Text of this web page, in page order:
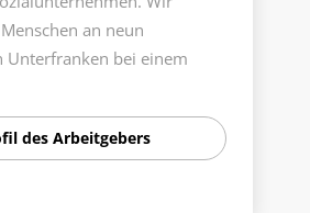
an neun
Unterfranken bei einem
Zudem zählen zur CEG das
Bocklet und Vinzenz
des Arbeitgebers